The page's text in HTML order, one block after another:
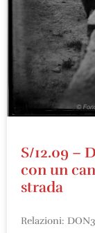
S/12.09 –
con un
strada
Relazioni: